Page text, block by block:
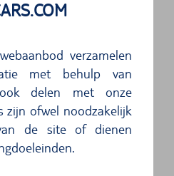
verzamelen
met behulp van
delen met onze
zijn ofwel noodzakelijk
de site of dienen
beste
en een service
ITALIË EEN AUTO